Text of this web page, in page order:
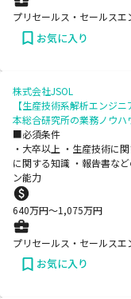
プリセールス・セールス
お気に入り
株式会社JSOL
【生産技術系解析エンジ
本総合研究所の業務ノウ
■必須条件
・大卒以上 ・生産技術に
に関する知識 ・報告書な
ン能力
640万円〜1,075万円
プリセールス・セールスエ
お気に入り